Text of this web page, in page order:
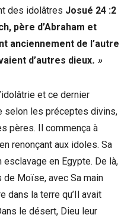
des idolâtres Josué 24 :2
père d’Abraham et
anciennement de l’autre
d’autres dieux. »
et ce dernier
selon les préceptes divins,
pères. Il commença à
renonçant aux idoles. Sa
en Egypte. De là,
Moïse, avec Sa main
dans la terre qu’Il avait
le désert, Dieu leur